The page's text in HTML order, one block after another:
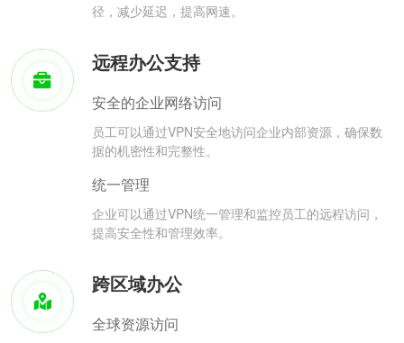
径，减少延迟，提高网速。
远程办公支持
安全的企业网络访问
员工可以通过VPN安全地访问企业内部资源，确保数
据的机密性和完整性。
统一管理
企业可以通过VPN统一管理和监控员工的远程访问，
提高安全性和管理效率。
跨区域办公
全球资源访问